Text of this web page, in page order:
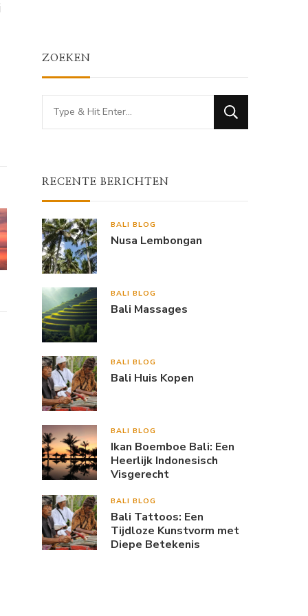
ZOEKEN
Looking
for
RECENTE BERICHTEN
BALI BLOG
Nusa Lembongan
BALI BLOG
Bali Massages
BALI BLOG
Bali Huis Kopen
BALI BLOG
Ikan Boemboe Bali: Een
Heerlijk Indonesisch
Visgerecht
BALI BLOG
Bali Tattoos: Een
Tijdloze Kunstvorm met
Diepe Betekenis